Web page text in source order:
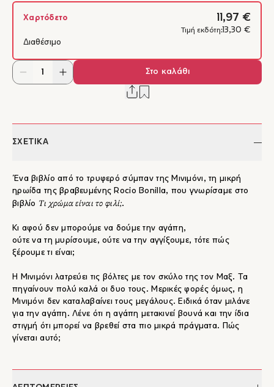
Χαρτόδετο 11,97 €
Τιμή εκδότη: 13,30 €
Διαθέσιμο
Στο καλάθι
ΣΧΕΤΙΚΑ
Ένα βιβλίο από το τρυφερό σύμπαν της Μινιμόνι, τη μικρή
ηρωίδα της βραβευμένης Rocio Bonilla, που γνωρίσαμε στο
βιβλίο Τι χρώμα είναι το φιλί;.
Κι αφού δεν μπορούμε να δούμε την αγάπη,
ούτε να τη μυρίσουμε, ούτε να την αγγίξουμε, τότε πώς
ξέρουμε τι είναι;
Η Μινιμόνι λατρεύει τις βόλτες με τον σκύλο της τον Μαξ. Τα
πηγαίνουν πολύ καλά οι δυο τους. Μερικές φορές όμως, η
Μινιμόνι δεν καταλαβαίνει τους μεγάλους. Ειδικά όταν μιλάνε
για την αγάπη. Λένε ότι η αγάπη μετακινεί βουνά και την ίδια
στιγμή ότι μπορεί να βρεθεί στα πιο μικρά πράγματα. Πώς
γίνεται αυτό;